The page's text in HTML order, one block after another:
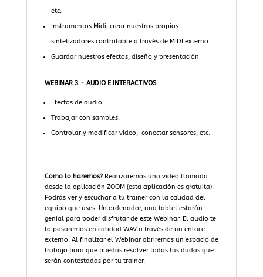
etc.
Instrumentos Midi, crear nuestros propios
sintetizadores controlable a través de MIDI externo.
Guardar nuestros efectos, diseño y presentación
WEBINAR 3 - AUDIO E INTERACTIVOS
Efectos de audio
Trabajar con samples.
Controlar y modificar vídeo, conectar sensores, etc.
Como lo haremos? Realizaremos una video llamada
desde la aplicación ZOOM (esta aplicación es gratuita).
Podrás ver y escuchar a tu trainer con la calidad del
equipo que uses. Un ordenador, una tablet estarán
genial para poder disfrutar de este Webinar. El audio te
lo pasaremos en calidad WAV a través de un enlace
externo. Al finalizar el Webinar abriremos un espacio de
trabajo para que puedas resolver todas tus dudas que
serán contestadas por tu trainer.